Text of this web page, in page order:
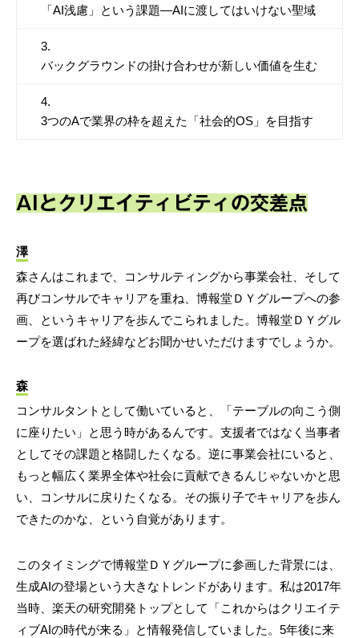
「AI浅慮」という課題―AIに渡してはいけない聖域
バックグラウンドの掛け合わせが新しい価値を生む
3つのAで業界の枠を超えた「社会的OS」を目指す
AIとクリエイティビティの交差点
澤
森さんはこれまで、コンサルティングから事業会社、そして
再びコンサルでキャリアを重ね、博報堂ＤＹグループへの参
画、というキャリアを歩んでこられました。博報堂ＤＹグル
ープを選ばれた経緯などお聞かせいただけますでしょうか。
森
コンサルタントとして働いていると、「テーブルの向こう側
に座りたい」と思う時があるんです。支援者ではなく当事者
としてその課題と格闘したくなる。逆に事業会社にいると、
もっと幅広く業界全体や社会に貢献できるんじゃないかと思
い、コンサルに戻りたくなる。その振り子でキャリアを歩ん
できたのかな、という自覚があります。
このタイミングで博報堂ＤＹグループに参画した背景には、
生成AIの登場という大きなトレンドがあります。私は2017年
当時、楽天の研究開発トップとして「これからはクリエイテ
ィブAIの時代が来る」と情報発信していました。5年後に来